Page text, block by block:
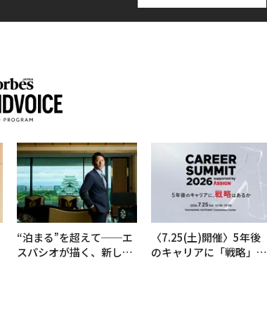
“泊まる”を超えて──エ
スパシオが描く、新しい
〈7.25(土)開催〉5年後
のキャリアに「戦略」は